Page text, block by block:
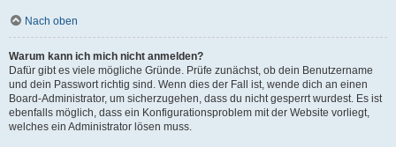
Nach oben
Warum kann ich mich nicht anmelden?
Dafür gibt es viele mögliche Gründe. Prüfe zunächst, ob dein Benutzername
und dein Passwort richtig sind. Wenn dies der Fall ist, wende dich an einen
Board-Administrator, um sicherzugehen, dass du nicht gesperrt wurdest. Es ist
ebenfalls möglich, dass ein Konfigurationsproblem mit der Website vorliegt,
welches ein Administrator lösen muss.